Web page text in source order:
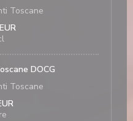
Toscane
DOCG
Toscane